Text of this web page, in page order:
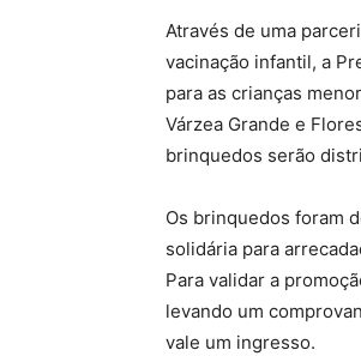
Através de uma
vacinação infantil, a
para as crianças
Várzea Grande e
brinquedos serão
Os brinquedos foram
solidária para
Para validar a
levando um
vale um ingresso.